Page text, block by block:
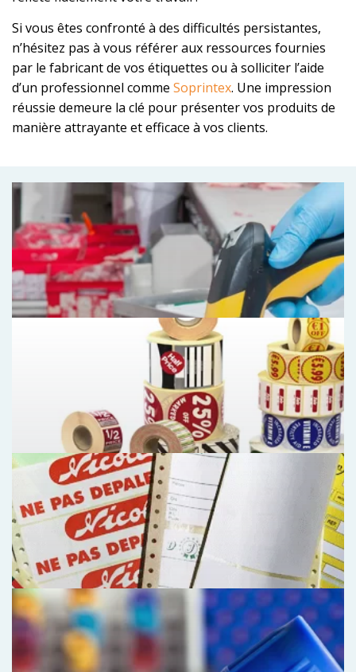
Si vous êtes confronté à des difficultés persistantes,
n’hésitez pas à vous référer aux ressources fournies
par le fabricant de vos étiquettes ou à solliciter l’aide
d’un professionnel comme Soprintex. Une impression
réussie demeure la clé pour présenter vos produits de
manière attrayante et efficace à vos clients.
Etiquettes en planches
Étiquettes adhésives en planche A4, A5, A3 pour
imprimantebureautique laser ou jet d’encre, de
format standard ou spécifique, étiquette A4,
étiquette Galia ou Ecosys, étiquette logiciel,
étiquettes imprimées jusqu’à 4 couleurs. Support
vélin blanc ou enlevable, étiquette couleur, couché